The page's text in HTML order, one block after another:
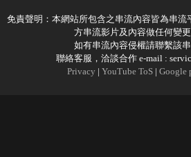
免責聲明：本網站所包含之串流內容皆為串流
方串流影片及內容做任何變更
如有串流內容侵權請聯繫該串
聯絡客服，洽談合作 e-mail :
Privacy | YouTube ToS| Google